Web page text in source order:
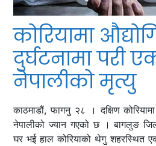
कोरियामा
दुर्घटनामा परी
नेपालीको मृत्यु
काठमाडौं, फागनु २८ । दक्षिण
नेपालीको ज्यान गएको छ । बागलुङ
घर भई हाल कोरियाको थेगु शहरस्थित